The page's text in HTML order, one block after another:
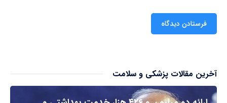
آخرین مقالات پزشکی و سلامت